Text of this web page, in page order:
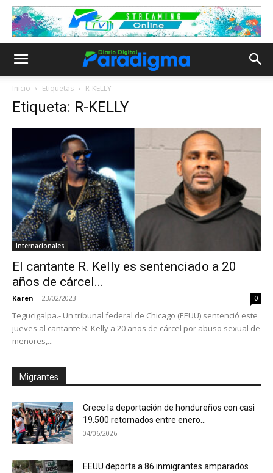
Inicio Etiquetas R-KELLY
Etiqueta: R-KELLY
Internacionales
El cantante R. Kelly es sentenciado a 20
años de cárcel...
Karen - 23/02/2023 0
Tegucigalpa.- Un tribunal federal de Chicago (EEUU) sentenció este
jueves al cantante R. Kelly a 20 años de cárcel por abuso sexual de
menores,...
Migrantes
Crece la deportación de hondureños con casi
19.500 retornados entre enero...
04/06/2026
EEUU deporta a 86 inmigrantes amparados